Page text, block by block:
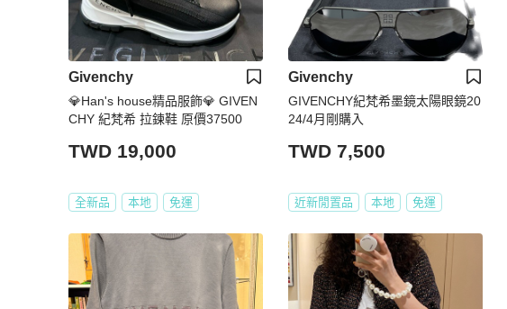
Givenchy
💎Han's house精品服飾💎 GIVEN
CHY 紀梵希 拉鍊鞋 原價37500
TWD 19,000
全新品 本地 免運
Givenchy
GIVENCHY紀梵希墨鏡太陽眼鏡20
24/4月剛購入
TWD 7,500
近新閒置品 本地 免運